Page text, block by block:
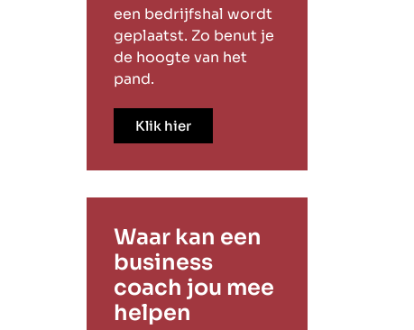
een bedrijfshal wordt
geplaatst. Zo benut je
de hoogte van het
pand.
Klik hier
Waar kan een
business
coach jou mee
helpen